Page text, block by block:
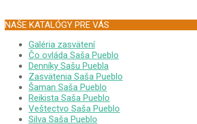
NAŠE KATALÓGY PRE VÁS
Galéria zasvätení
Čo ovláda Saša Pueblo
Denníky Sašu Puebla
Zasvätenia Saša Pueblo
Šaman Saša Pueblo
Reikista Saša Pueblo
Veštectvo Saša Pueblo
Silva Saša Pueblo